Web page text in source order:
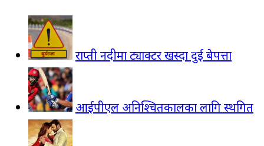
राप्ती नदीमा ट्याक्टर खस्दा दुई बेपत्ता
आईपीएल अनिश्चितकालका लागि स्थगित